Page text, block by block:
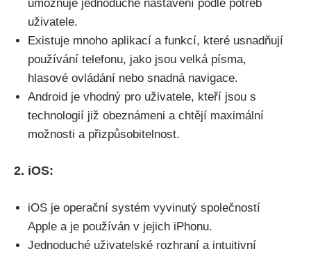
umožňuje jednoduché nastavení podle potřeb
uživatele.
Existuje mnoho aplikací a funkcí, které usnadňují
používání telefonu, jako jsou velká písma,
hlasové ovládání nebo snadná navigace.
Android je vhodný pro uživatele, kteří jsou s
technologií již obeznámeni a chtějí maximální
možnosti a přizpůsobitelnost.
2. iOS:
iOS je operační systém vyvinutý společností
Apple a je používán v jejich iPhonu.
Jednoduché uživatelské rozhraní a intuitivní